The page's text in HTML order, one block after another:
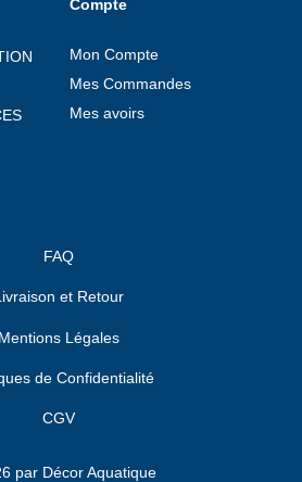
Compte
Mon Compte
Mes Commandes
Mes avoirs
FAQ
et Retour
Mentions Légales
de Confidentialité
CGV
par Décor Aquatique